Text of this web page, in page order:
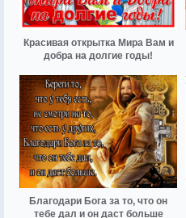
Красивая открытка Мира Вам и
добра на долгие годы!
Благодари Бога за то, что он
тебе дал и он даст больше